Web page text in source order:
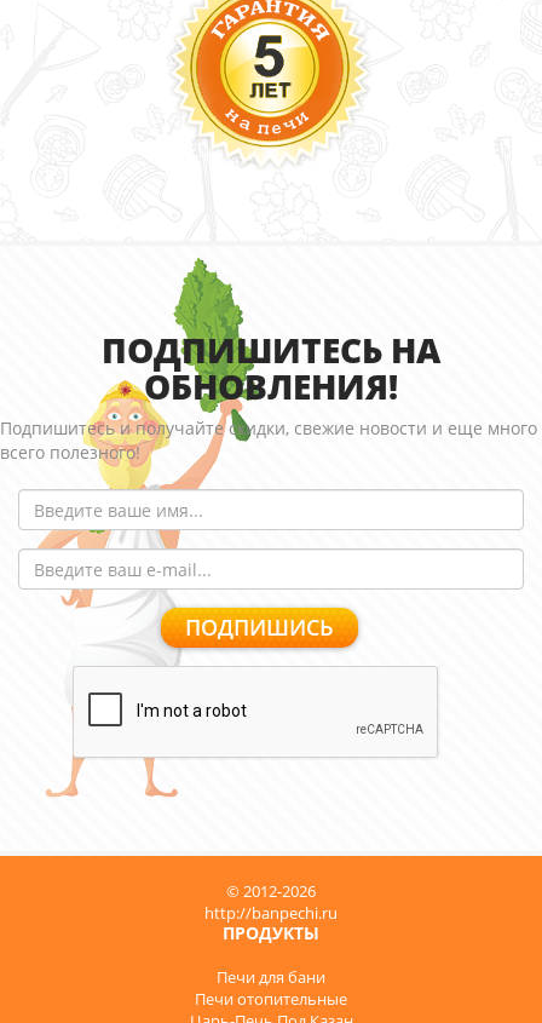
ПОДПИШИТЕСЬ НА
ОБНОВЛЕНИЯ!
Подпишитесь и получайте скидки, свежие новости и еще много
всего полезного!
© 2012-2026
http://banpechi.ru
ПРОДУКТЫ
Печи для бани
Печи отопительные